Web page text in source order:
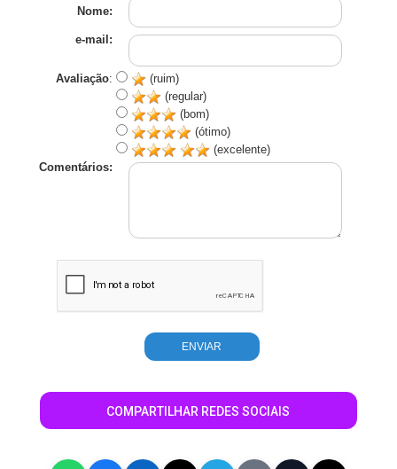
Nome:
e-mail:
Avaliação:
(ruim)
(regular)
(bom)
(ótimo)
(excelente)
Comentários:
COMPARTILHAR REDES SOCIAIS